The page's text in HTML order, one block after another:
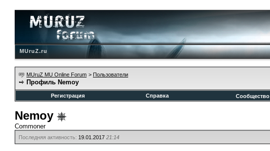
MUruZ.ru
MUruZ MU Online Forum > Пользователи
Профиль Nemoy
Регистрация
Справка Сообщество
Nemoy
Commoner
Последняя активность: 19.01.2017 21:14